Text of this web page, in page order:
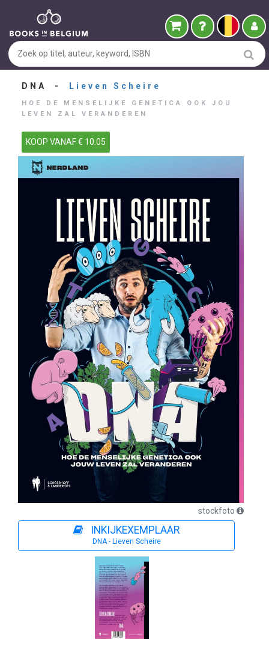
DNA - Lieven Scheire
HOE DE MENSELIJKE GENETICA OOK JOU
LEVEN ZAL VERANDEREN
KOOP VANAF € 10.05
stockfoto
INKIJKEXEMPLAAR
DNA - Lieven Scheire